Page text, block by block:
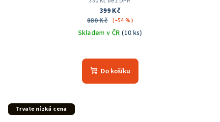
399 Kč
880 Kč (–54 %)
Skladem v ČR(10 ks)
Do košíku
Trvale nízká cena